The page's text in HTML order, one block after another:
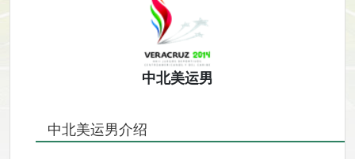
中北美运男
中北美运男介绍